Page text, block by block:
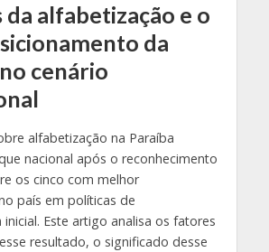
da alfabetização e o
da
cenário
alfabetização na Paraíba
nacional após o reconhecimento
os cinco com melhor
país em políticas de
Este artigo analisa os fatores
resultado, o significado desse